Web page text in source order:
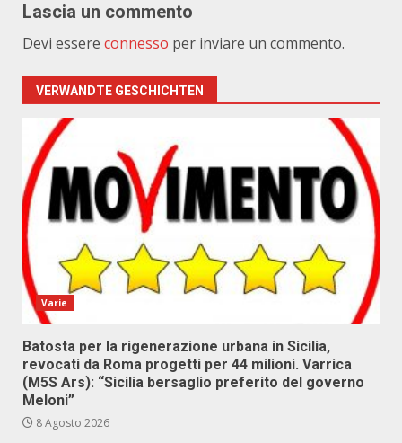
Lascia un commento
Devi essere connesso per inviare un commento.
VERWANDTE GESCHICHTEN
Varie
Batosta per la rigenerazione urbana in Sicilia,
revocati da Roma progetti per 44 milioni. Varrica
(M5S Ars): “Sicilia bersaglio preferito del governo
Meloni”
8 Agosto 2026